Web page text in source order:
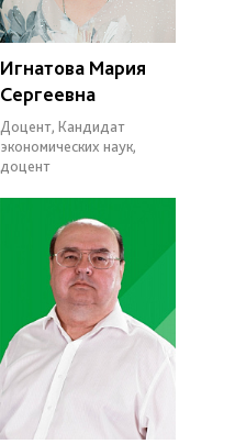
Игнатова Мария
Сергеевна
Доцент, Кандидат
экономических наук,
доцент